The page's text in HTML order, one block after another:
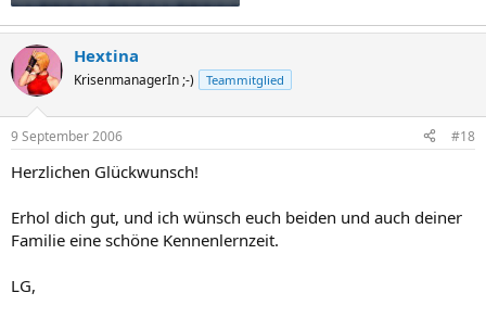
Hextina
KrisenmanagerIn ;-) Teammitglied
9 September 2006 #18
Herzlichen Glückwunsch!
Erhol dich gut, und ich wünsch euch beiden und auch deiner
Familie eine schöne Kennenlernzeit.
LG,